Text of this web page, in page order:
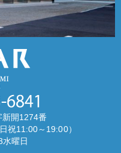
新開1274番
祝11:00～19:00）
水曜日